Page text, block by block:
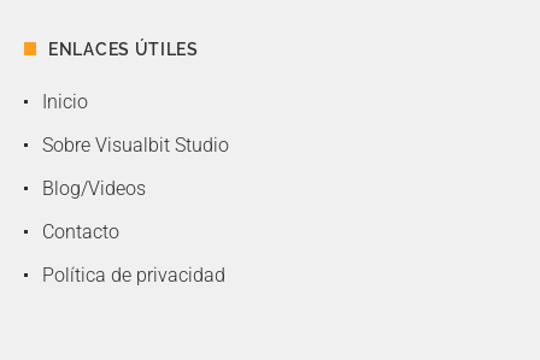
ENLACES ÚTILES
Inicio
Sobre Visualbit Studio
Blog/Videos
Contacto
Política de privacidad